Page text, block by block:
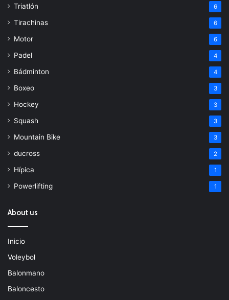
Triatlón 6
Tirachinas 6
Motor 6
Padel 4
Bádminton 4
Boxeo 3
Hockey 3
Squash 3
Mountain Bike 3
ducross 2
Hípica 1
Powerlifting 1
About us
Inicio
Voleybol
Balonmano
Baloncesto